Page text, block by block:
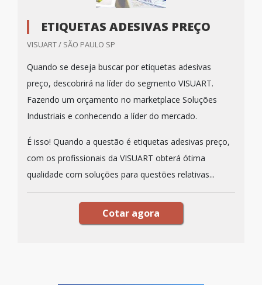
ETIQUETAS ADESIVAS PREÇO
VISUART / SÃO PAULO SP
Quando se deseja buscar por etiquetas adesivas
preço, descobrirá na líder do segmento VISUART.
Fazendo um orçamento no marketplace Soluções
Industriais e conhecendo a líder do mercado.
É isso! Quando a questão é etiquetas adesivas preço,
com os profissionais da VISUART obterá ótima
qualidade com soluções para questões relativas...
Cotar agora